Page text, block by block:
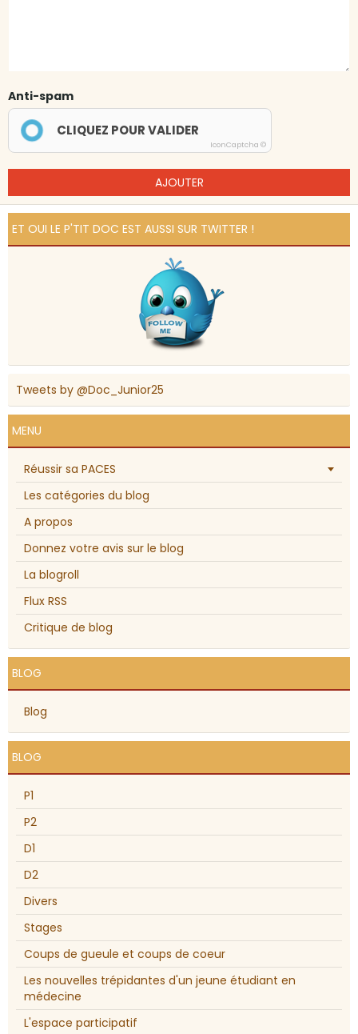
Anti-spam
CLIQUEZ POUR VALIDER
IconCaptcha ©
AJOUTER
ET OUI LE P'TIT DOC EST AUSSI SUR TWITTER !
Tweets by @Doc_Junior25
MENU
Réussir sa PACES
Les catégories du blog
A propos
Donnez votre avis sur le blog
La blogroll
Flux RSS
Critique de blog
BLOG
Blog
BLOG
P1
P2
D1
D2
Divers
Stages
Coups de gueule et coups de coeur
Les nouvelles trépidantes d'un jeune étudiant en
médecine
L'espace participatif